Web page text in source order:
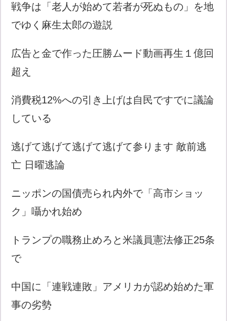
戦争は「老人が始めて若者が死ぬもの」を地
でゆく麻生太郎の遊説
広告と金で作った圧勝ムード動画再生１億回
超え
消費税12%への引き上げは自民ですでに議論
している
逃げて逃げて逃げて逃げて参ります 敵前逃
亡 日曜逃論
ニッポンの国債売られ内外で「高市ショッ
ク」囁かれ始め
トランプの職務止めろと米議員憲法修正25条
で
中国に「連戦連敗」アメリカが認め始めた軍
事の劣勢